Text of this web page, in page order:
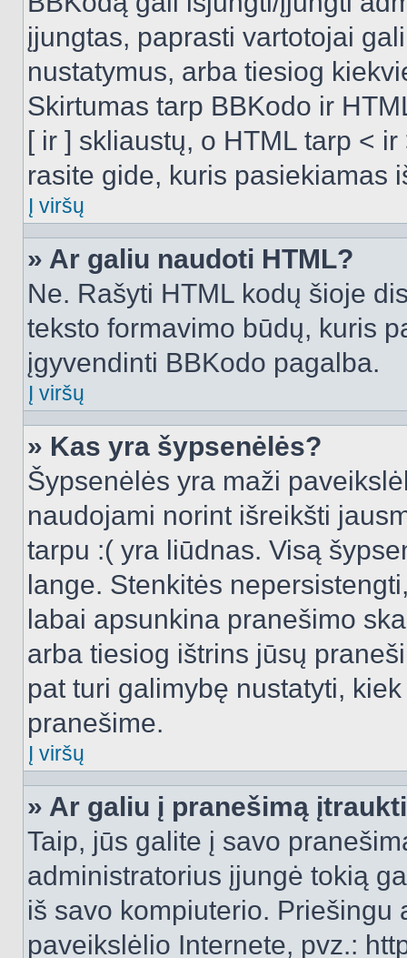
įjungtas, paprasti vartotojai
nustatymus, arba tiesiog
Skirtumas tarp BBKodo ir
[ ir ] skliaustų, o HTML tarp <
rasite gide, kuris pasiekiamas
Į viršų
» Ar galiu naudoti HTML?
Ne. Rašyti HTML kodų šioje
teksto formavimo būdų, kuris
įgyvendinti BBKodo pagalba.
Į viršų
» Kas yra šypsenėlės?
Šypsenėlės yra maži
naudojami norint išreikšti
tarpu :( yra liūdnas. Visą
lange. Stenkitės
labai apsunkina pranešimo
arba tiesiog ištrins jūsų
pat turi galimybę nustatyti,
pranešime.
Į viršų
» Ar galiu į pranešimą
Taip, jūs galite į savo
administratorius įjungė tokią
iš savo kompiuterio.
paveikslėlio Internete, pvz.: